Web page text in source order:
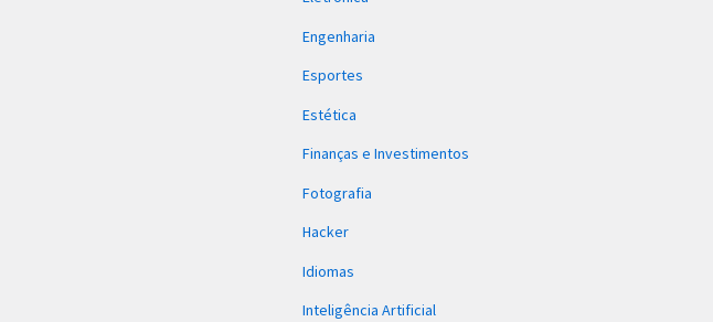
Engenharia
Esportes
Estética
Finanças e Investimentos
Fotografia
Hacker
Idiomas
Inteligência Artificial